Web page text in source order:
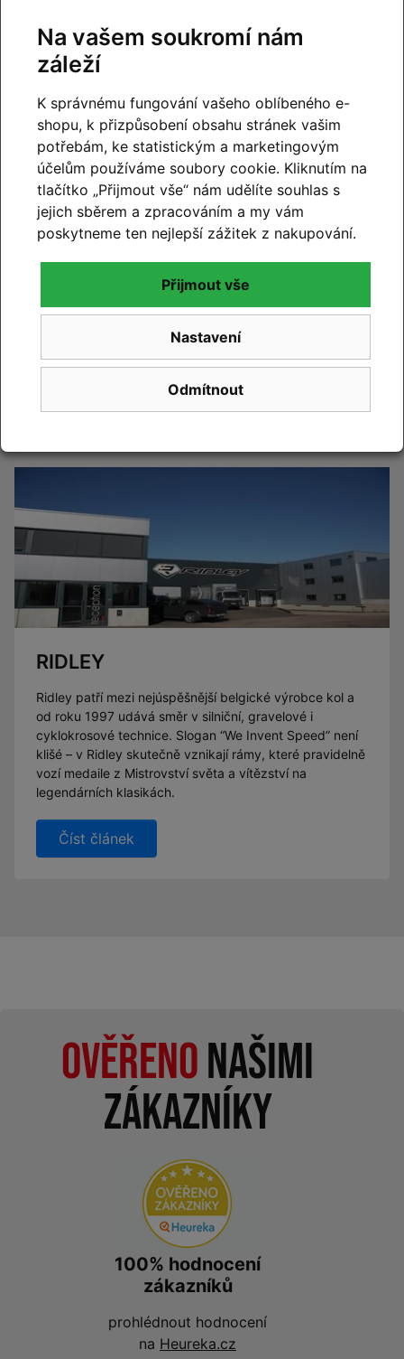
CUBE 2027
Novinky CUBE 2027 se blíží. Již brzy vám představíme
novou kolekci.
Číst článek
RIDLEY
Ridley patří mezi nejúspěšnější belgické výrobce kol a
od roku 1997 udává směr v silniční, gravelové i
cyklokrosové technice. Slogan “We Invent Speed” není
klišé – v Ridley skutečně vznikají rámy, které pravidelně
vozí medaile z Mistrovství světa a vítězství na
legendárních klasikách.
Číst článek
Ověřenonašimi
zákazníky
100% hodnocení
zákazníků
prohlédnout hodnocení
na Heureka.cz
Na vašem soukromí nám
záleží
K správnému fungování vašeho oblíbeného e-
shopu, k přizpůsobení obsahu stránek vašim
potřebám, ke statistickým a marketingovým
účelům používáme soubory cookie. Kliknutím na
tlačítko „Přijmout vše“ nám udělíte souhlas s
jejich sběrem a zpracováním a my vám
poskytneme ten nejlepší zážitek z nakupování.
Odmítnout
Nastavení
Přijmout vše